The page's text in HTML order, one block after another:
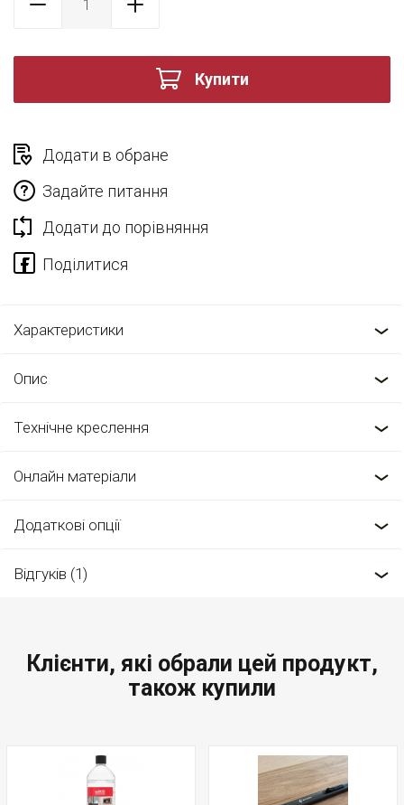
Купити
Додати в обране
Задайте питання
Додати до порівняння
Характеристики
Опис
Технічне креслення
Онлайн матеріали
Додаткові опції
Відгуків (1)
Клієнти, які обрали цей продукт,
також купили